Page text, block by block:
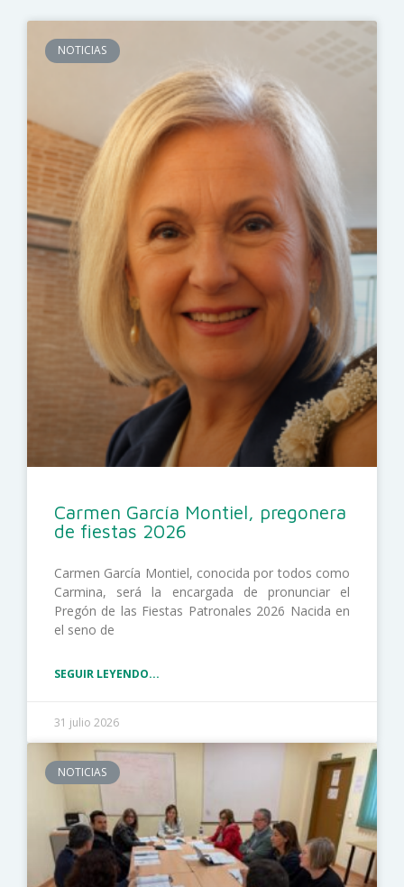
NOTICIAS
Carmen García Montiel, pregonera
de fiestas 2026
Carmen García Montiel, conocida por todos como
Carmina, será la encargada de pronunciar el
Pregón de las Fiestas Patronales 2026 Nacida en
el seno de
SEGUIR LEYENDO...
31 julio 2026
NOTICIAS